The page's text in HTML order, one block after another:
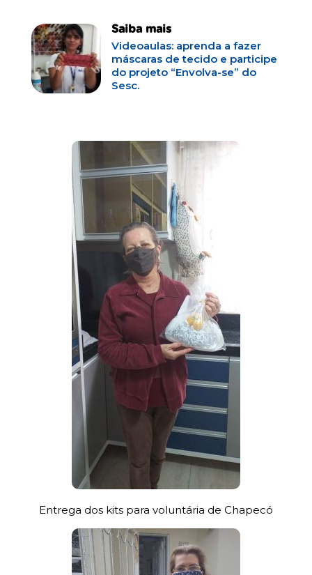
Saiba mais
Videoaulas: aprenda a fazer
máscaras de tecido e participe
do projeto “Envolva-se” do
Sesc.
Entrega dos kits para voluntária de Chapecó